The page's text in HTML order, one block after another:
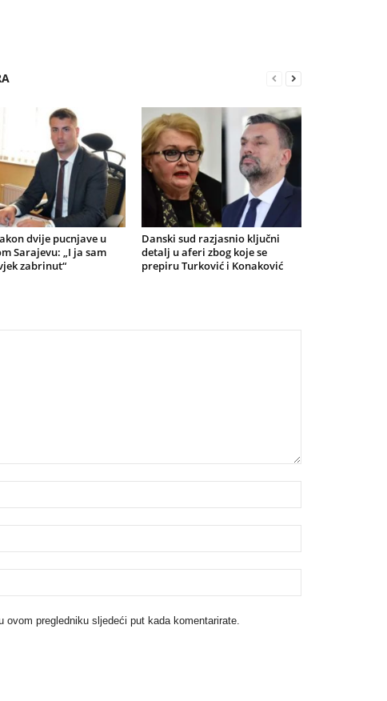
dvije pucnjave u
Sarajevu: „I ja sam
zabrinut“
Danski sud razjasnio ključni
detalj u aferi zbog koje se
prepiru Turković i Konaković
pregledniku sljedeći put kada komentarirate.